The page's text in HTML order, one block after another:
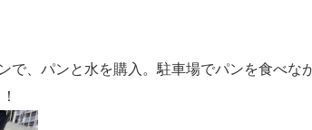
で、パンと水を購入。駐車場でパンを食べな